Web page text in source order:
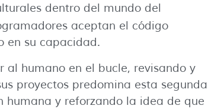
dentro del mundo del
aceptan el código
en su capacidad.
al humano en el bucle, revisando y
proyectos predomina esta segunda
humana y reforzando la idea de que